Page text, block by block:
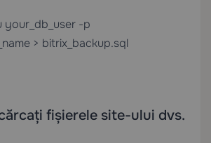
your_db_user -p
> bitrix_backup.sql
fișierele site-ului dvs.